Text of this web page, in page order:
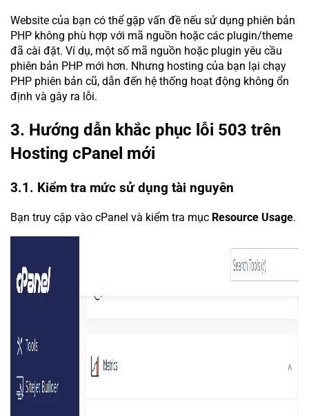
Website của bạn có thể gặp vấn đề nếu sử dụng phiên bản
PHP không phù hợp với mã nguồn hoặc các plugin/theme
đã cài đặt. Ví dụ, một số mã nguồn hoặc plugin yêu cầu
phiên bản PHP mới hơn. Nhưng hosting của bạn lại chạy
PHP phiên bản cũ, dẫn đến hệ thống hoạt động không ổn
định và gây ra lỗi.
3. Hướng dẫn khắc phục lỗi 503 trên
Hosting cPanel mới
3.1. Kiểm tra mức sử dụng tài nguyên
Bạn truy cập vào cPanel và kiểm tra mục Resource Usage.